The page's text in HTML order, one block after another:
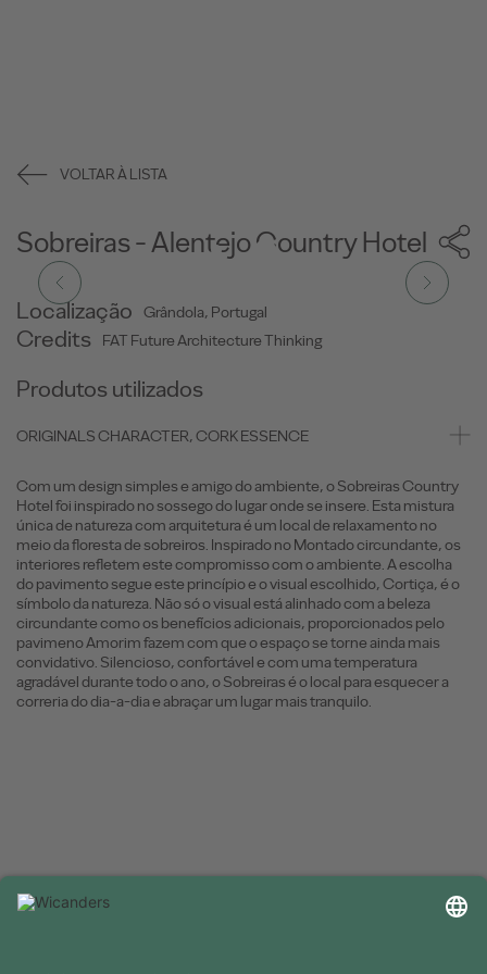
VOLTAR À LISTA
Sobreiras - Alentejo Country Hotel
Localização Grândola, Portugal
Credits FAT Future Architecture Thinking
Produtos utilizados
ORIGINALS CHARACTER, CORK ESSENCE
Com um design simples e amigo do ambiente, o Sobreiras Country
Hotel foi inspirado no sossego do lugar onde se insere. Esta mistura
única de natureza com arquitetura é um local de relaxamento no
meio da floresta de sobreiros. Inspirado no Montado circundante, os
interiores refletem este compromisso com o ambiente. A escolha
do pavimento segue este princípio e o visual escolhido, Cortiça, é o
símbolo da natureza. Não só o visual está alinhado com a beleza
circundante como os benefícios adicionais, proporcionados pelo
pavimeno Amorim fazem com que o espaço se torne ainda mais
convidativo. Silencioso, confortável e com uma temperatura
agradável durante todo o ano, o Sobreiras é o local para esquecer a
correria do dia-a-dia e abraçar um lugar mais tranquilo.